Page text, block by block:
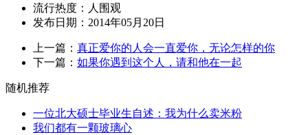
流行热度： 人围观
发布日期：2014年05月20日
上一篇： 真正爱你的人会一直爱你，无论怎样的你
下一篇： 如果你遇到这个人，请和他在一起
随机推荐
一位北大硕士毕业生自述：我为什么卖米粉
我们都有一颗玻璃心